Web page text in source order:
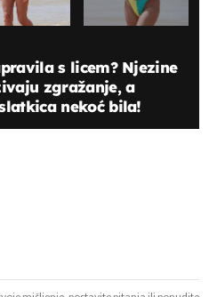
s licem? Njezine
zgražanje, a
nekoć bila!